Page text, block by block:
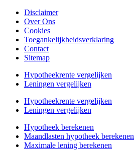
Disclaimer
Over Ons
Cookies
Toegankelijkheidsverklaring
Contact
Sitemap
Hypotheekrente vergelijken
Leningen vergelijken
Hypotheekrente vergelijken
Leningen vergelijken
Hypotheek berekenen
Maandlasten hypotheek berekenen
Maximale lening berekenen